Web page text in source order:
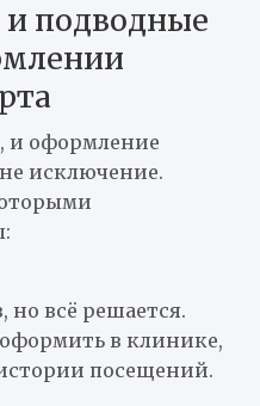
подводные
и оформление
исключение.
всё решается.
в клинике,
посещений.